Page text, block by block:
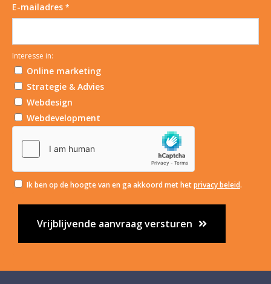
E-mailadres *
Interesse in:
Online marketing
Strategie & Advies
Webdesign
Webdevelopment
Ik ben op de hoogte van en ga akkoord met hetprivacy beleid.
Vrijblijvende aanvraag versturen